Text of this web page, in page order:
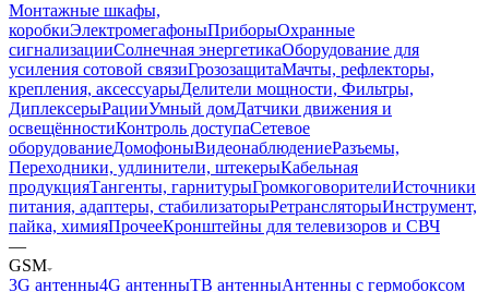
Монтажные шкафы,
коробкиЭлектромегафоныПриборыОхранные
сигнализацииСолнечная энергетикаОборудование для
усиления сотовой связиГрозозащитаМачты, рефлекторы,
крепления, аксессуарыДелители мощности, Фильтры,
ДиплексерыРацииУмный домДатчики движения и
освещённостиКонтроль доступаСетевое
оборудованиеДомофоныВидеонаблюдениеРазъемы,
Переходники, удлинители, штекерыКабельная
продукцияТангенты, гарнитурыГромкоговорителиИсточники
питания, адаптеры, стабилизаторыРетрансляторыИнструмент,
пайка, химияПрочееКронштейны для телевизоров и СВЧ
—
GSM
3G антенны4G антенныТВ антенныАнтенны с гермобоксом